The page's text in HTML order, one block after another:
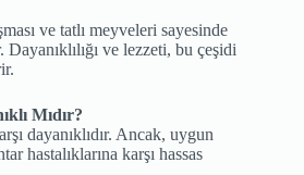
ve tatlı meyveleri sayesinde
ve lezzeti, bu çeşidi
Mıdır?
dayanıklıdır. Ancak, uygun
hastalıklarına karşı hassas